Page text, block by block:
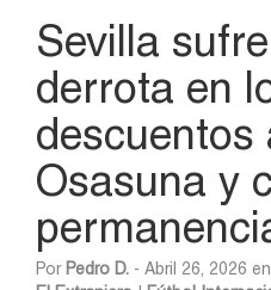
Sevilla
derrota en
descuentos
Osasuna y
Por Pedro D. - Abril 26, 2026 en